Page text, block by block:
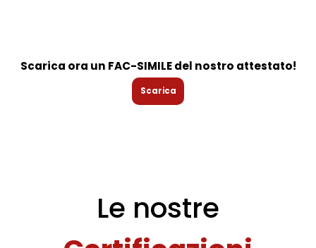
Scarica ora un FAC-SIMILE del nostro attestato!
Scarica
Le nostre
Preferenze Cookie